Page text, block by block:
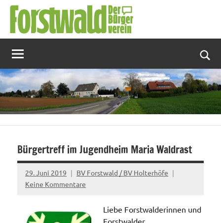
Zum
Inhalt
springen
Bürgertreff im Jugendheim Maria Waldrast
29. Juni 2019
BV Forstwald / BV Holterhöfe
Keine Kommentare
Liebe Forstwalderinnen und
Forstwalder